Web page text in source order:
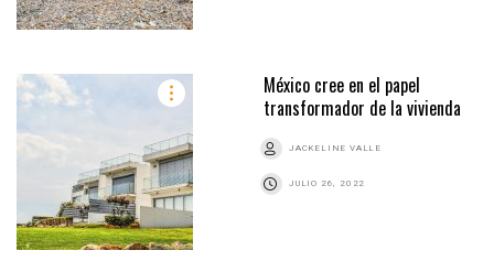
México cree en el papel
transformador de la vivienda
JACKELINE VALLE
JULIO 26, 2022